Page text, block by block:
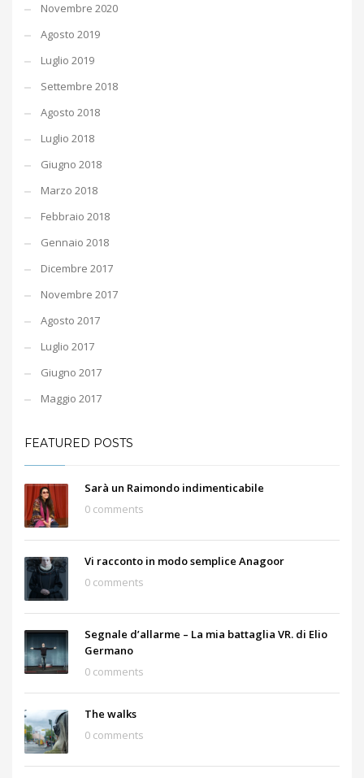
Novembre 2020
Agosto 2019
Luglio 2019
Settembre 2018
Agosto 2018
Luglio 2018
Giugno 2018
Marzo 2018
Febbraio 2018
Gennaio 2018
Dicembre 2017
Novembre 2017
Agosto 2017
Luglio 2017
Giugno 2017
Maggio 2017
FEATURED POSTS
Sarà un Raimondo indimenticabile
0 comments
Vi racconto in modo semplice Anagoor
0 comments
Segnale d’allarme – La mia battaglia VR. di Elio
Germano
0 comments
The walks
0 comments